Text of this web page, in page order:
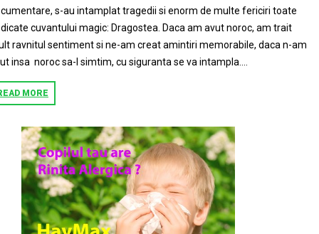
s-au intamplat tragedii si enorm de multe fericiri toate
cuvantului magic: Dragostea. Daca am avut noroc, am trait
ravnitul sentiment si ne-am creat amintiri memorabile, daca n-am
insa noroc sa-l simtim, cu siguranta se va intampla....
MORE